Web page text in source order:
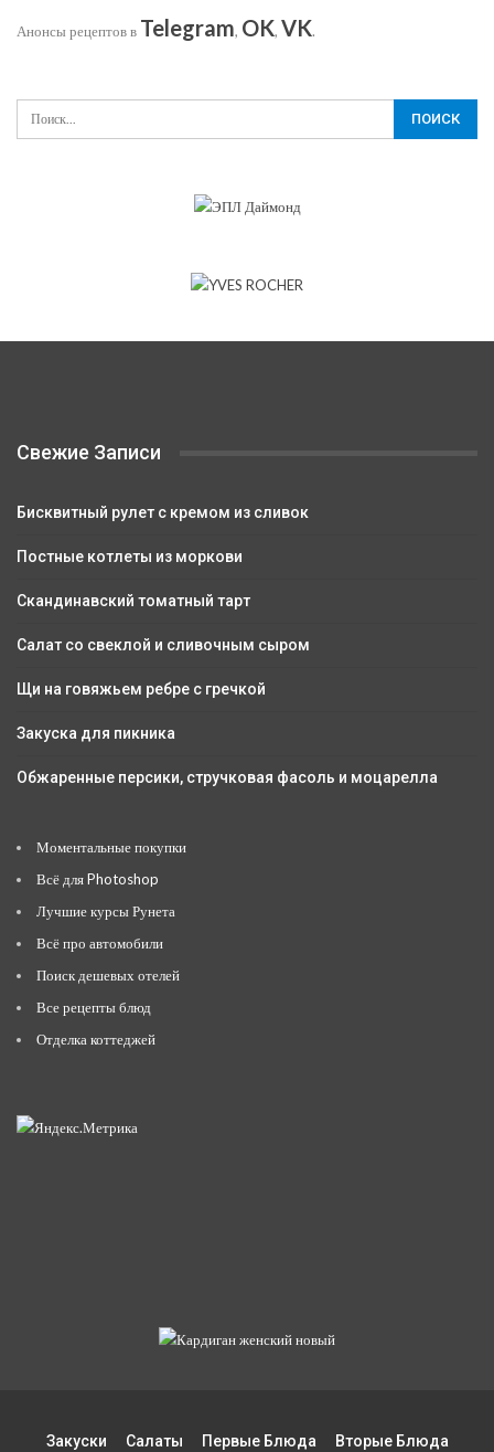
Анонсы рецептов в Telegram, OK, VK.
Свежие Записи
Бисквитный рулет с кремом из сливок
Постные котлеты из моркови
Скандинавский томатный тарт
Салат со свеклой и сливочным сыром
Щи на говяжьем ребре с гречкой
Закуска для пикника
Обжаренные персики, стручковая фасоль и моцарелла
Моментальные покупки
Всё для Photoshop
Лучшие курсы Рунета
Всё про автомобили
Поиск дешевых отелей
Все рецепты блюд
Отделка коттеджей
Закуски Салаты Первые Блюда Вторые Блюда